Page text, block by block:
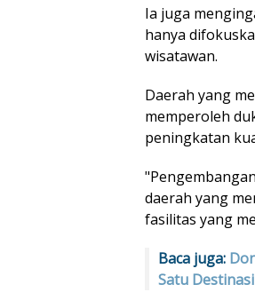
Ia juga
hanya
wisatawan.
Daerah yang
memperoleh
peningkatan
daerah yang
fasilitas yang
Baca juga:
Satu